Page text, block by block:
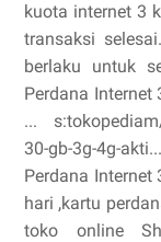
kuota internet 3
transaksi
berlaku untuk
Perdana Internet
...
30-gb-3g-4g-
Perdana Internet
hari ,kartu
toko online